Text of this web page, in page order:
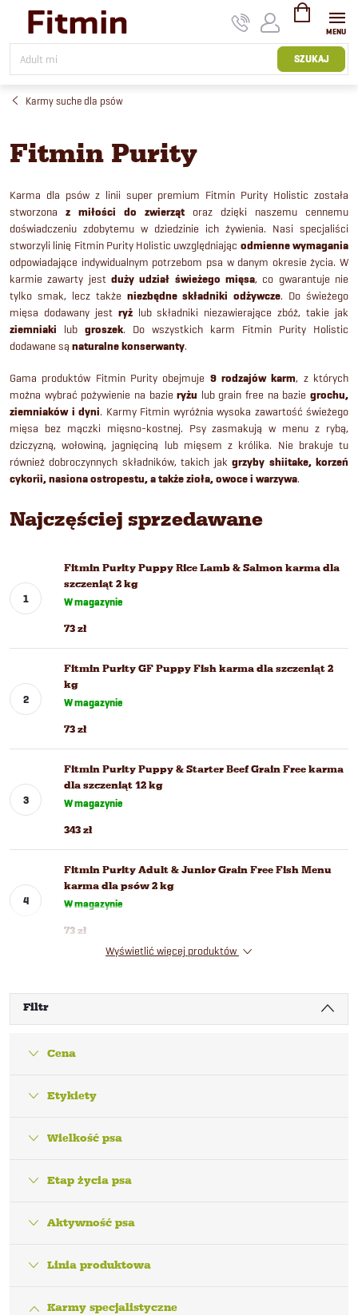
treści
SZUKAJ
KOSZYK
Karmy suche dla psów
Fitmin Purity
Karma dla psów z linii super premium Fitmin Purity Holistic została
stworzona z miłości do zwierząt oraz dzięki naszemu cennemu
doświadczeniu zdobytemu w dziedzinie ich żywienia. Nasi specjaliści
stworzyli linię Fitmin Purity Holistic uwzględniając odmienne wymagania
odpowiadające indywidualnym potrzebom psa w danym okresie życia. W
karmie zawarty jest duży udział świeżego mięsa, co gwarantuje nie
tylko smak, lecz także niezbędne składniki odżywcze. Do świeżego
mięsa dodawany jest ryżlub składniki niezawierające zbóż, takie jak
ziemniaki lub groszek. Do wszystkich karm Fitmin Purity Holistic
dodawane są naturalne konserwanty.
Gama produktów Fitmin Purity obejmuje 9 rodzajów karm, z których
można wybrać pożywienie na bazieryżu lub grain free na baziegrochu,
ziemniaków i dyni. Karmy Fitmin wyróżnia wysoka zawartość świeżego
mięsa bez mączki mięsno-kostnej. Psy zasmakują w menu z rybą,
dziczyzną, wołowiną, jagnięciną lub mięsem z królika. Nie brakuje tu
również dobroczynnych składników, takich jakgrzyby shiitake, korzeń
cykorii, nasiona ostropestu, a także zioła, owoce i warzywa.
Najczęściej sprzedawane
Fitmin Purity Puppy Rice Lamb & Salmon karma dla
szczeniąt 2 kg
W magazynie
73 zł
Fitmin Purity GF Puppy Fish karma dla szczeniąt 2
kg
W magazynie
73 zł
Fitmin Purity Puppy & Starter Beef Grain Free karma
dla szczeniąt 12 kg
W magazynie
343 zł
Fitmin Purity Adult & Junior Grain Free Fish Menu
karma dla psów 2 kg
W magazynie
73 zł
Wyświetlić więcej produktów
Filtr
Cena
Etykiety
Wielkość psa
Etap życia psa
Aktywność psa
Linia produktowa
Karmy specjalistyczne